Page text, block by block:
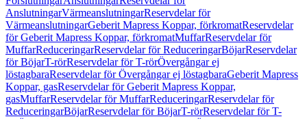
AnslutningarVärmeanslutningarReservdelar för
VärmeanslutningarGeberit Mapress Koppar, förkromatReservdelar
för Geberit Mapress Koppar, förkromatMuffarReservdelar för
MuffarReduceringarReservdelar för ReduceringarBöjarReservdelar
för BöjarT-rörReservdelar för T-rörÖvergångar ej
löstagbaraReservdelar för Övergångar ej löstagbaraGeberit Mapress
Koppar, gasReservdelar för Geberit Mapress Koppar,
gasMuffarReservdelar för MuffarReduceringarReservdelar för
ReduceringarBöjarReservdelar för BöjarT-rörReservdelar för T-